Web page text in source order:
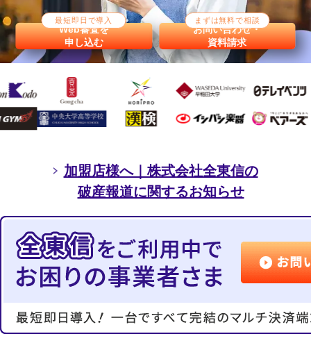
最短即日で導入
Web審査を
申し込む
まずは無料で相談
お問い合わせ・
資料請求
加盟店様へ｜株式会社全東信の
破産報道に関するお知らせ